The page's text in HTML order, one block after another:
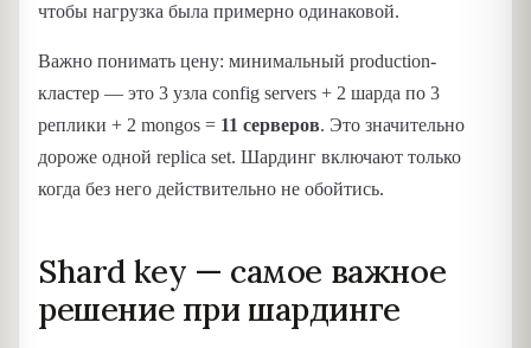
чтобы нагрузка была примерно одинаковой.
Важно понимать цену: минимальный production-
кластер — это 3 узла config servers + 2 шарда по 3
реплики + 2 mongos = 11 серверов. Это значительно
дороже одной replica set. Шардинг включают только
когда без него действительно не обойтись.
Shard key — самое важное
решение при шардинге